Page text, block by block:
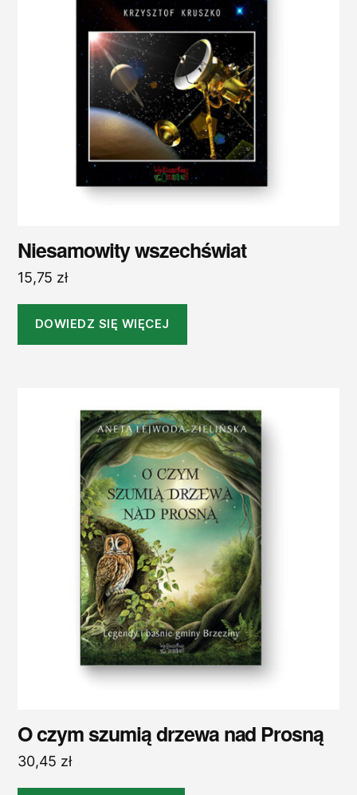
Niesamowity wszechświat
15,75 zł
DOWIEDZ SIĘ WIĘCEJ
O czym szumią drzewa nad Prosną
30,45 zł